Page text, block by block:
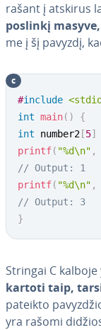
rašant į atskirus
poslinkį
me į šį pavyzdį,
#include
int main( )
{
int number2 [5]
printf( "%d\n" ,
// Output: 1
printf( "%d\n" ,
// Output: 3
}
c
Stringai C
kartoti taip,
pateikto
yra rašomi